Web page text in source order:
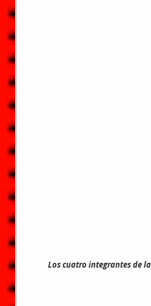
Los cuatro integrantes de